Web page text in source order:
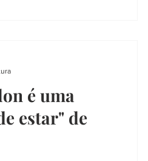
é uma
estar" de